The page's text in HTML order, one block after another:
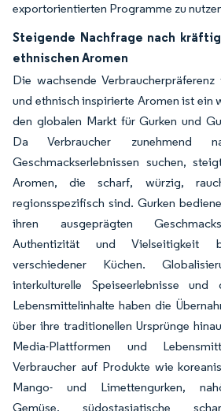
exportorientierten Programme zu
Steigende Nachfrage nach
ethnischen Aromen
Die wachsende
und ethnisch inspirierte Aromen ist ein
den globalen Markt für Gurken und
Da Verbraucher zunehmend
Geschmackserlebnissen suchen,
Aromen, die scharf, würzig,
regionsspezifisch sind. Gurken
ihren ausgeprägten
Authentizität und Vielseitigkeit
verschiedener Küchen.
interkulturelle Speiseerlebnisse
Lebensmittelinhalte haben die
über ihre traditionellen Ursprünge
Media-Plattformen und
Verbraucher auf Produkte wie
Mango- und Limettengurken,
Gemüse, südostasiatische